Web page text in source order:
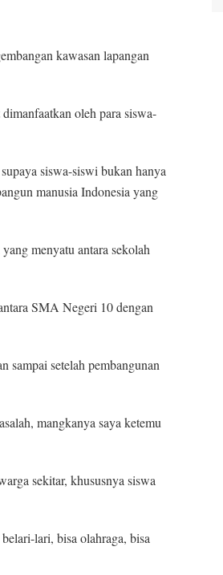
kawasan lapangan
oleh para siswa-
siswa-siswi bukan hanya
manusia Indonesia yang
menyatu antara sekolah
SMA Negeri 10 dengan
sampai setelah pembangunan
mangkanya saya ketemu
sekitar, khususnya siswa
lari, bisa olahraga, bisa